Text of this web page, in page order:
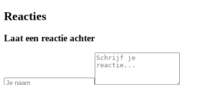
Reacties
Laat een reactie achter